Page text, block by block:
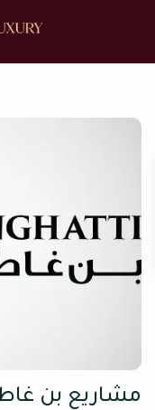
مشاريع بن